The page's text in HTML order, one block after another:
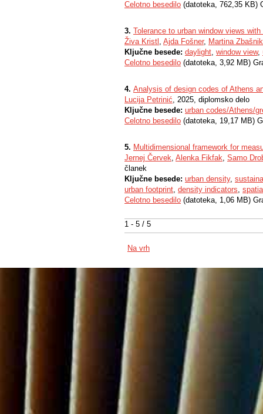
1 - 5 / 5
Celotno besedilo (datoteka, 762,35 KB)
3. Tolerance to urban window views
Živa Kristl , Ajda Fošner, Martina
Ključne besede: daylight, window view,
Celotno besedilo (datoteka, 3,92 MB)
4. Analysis of design codes of Athens
Lucija Petrinić, 2025, diplomsko delo
Ključne besede: urban codes/Athens/
Celotno besedilo (datoteka, 19,17 MB)
5. Multidimensional framework for
Jernej Červek, Alenka Fikfak, Samo
članek
Ključne besede: urban density,
urban footprint, density indicators,
Celotno besedilo (datoteka, 1,06 MB)
Na vrh